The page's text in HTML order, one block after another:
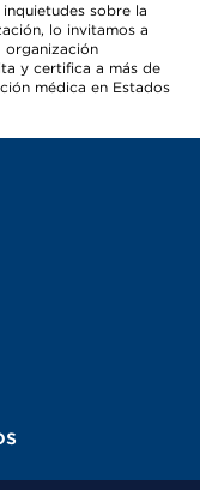
sobre la
lo invitamos a
organización
y certifica a más de
médica en Estados